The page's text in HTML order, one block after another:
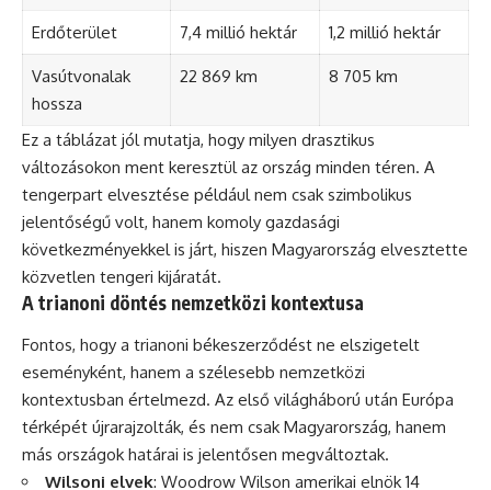
Erdőterület 7,4 millió hektár 1,2 millió hektár
Vasútvonalak
hossza
22 869 km 8 705 km
Ez a táblázat jól mutatja, hogy milyen drasztikus
változásokon ment keresztül az ország minden téren. A
tengerpart elvesztése például nem csak szimbolikus
jelentőségű volt, hanem komoly gazdasági
következményekkel is járt, hiszen Magyarország elvesztette
közvetlen tengeri kijáratát.
A trianoni döntés nemzetközi kontextusa
Fontos, hogy a trianoni békeszerződést ne elszigetelt
eseményként, hanem a szélesebb nemzetközi
kontextusban értelmezd. Az első világháború után Európa
térképét újrarajzolták, és nem csak Magyarország, hanem
más országok határai is jelentősen megváltoztak.
Wilsoni elvek: Woodrow Wilson amerikai elnök 14